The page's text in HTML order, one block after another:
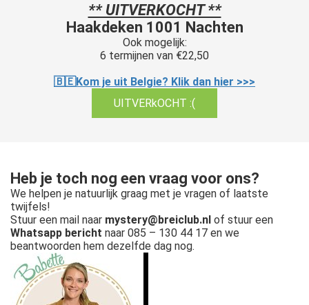
** UITVERKOCHT **
Haakdeken 1001 Nachten
Ook mogelijk:
6 termijnen van €22,50
🇧🇪Kom je uit Belgie? Klik dan hier >>>
UITVERkOCHT :(
Heb je toch nog een vraag voor ons?
We helpen je natuurlijk graag met je vragen of laatste
twijfels!
Stuur een mail naar mystery@breiclub.nl of stuur een
Whatsapp bericht naar 085 – 130 44 17 en we
beantwoorden hem dezelfde dag nog.